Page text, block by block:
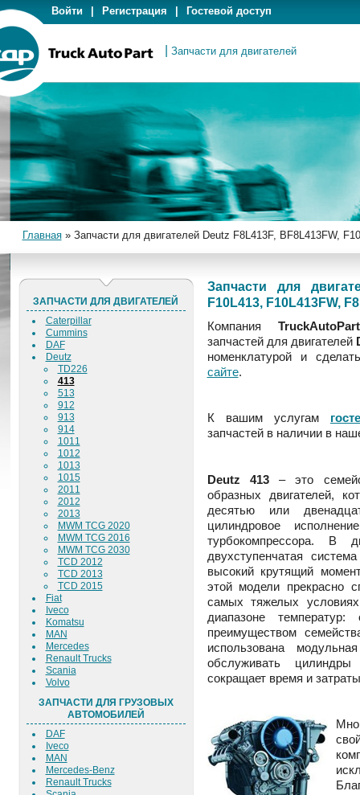
Войти Регистрация Гостевой доступ
Запчасти для двигателей
Главная» Запчасти для двигателей Deutz F8L413F, BF8L413FW,
ЗАПЧАСТИ ДЛЯ ДВИГАТЕЛЕЙ
Caterpillar
Cummins
DAF
Deutz
TD226
413
513
912
913
914
1011
1012
1013
1015
2011
2012
2013
MWM TCG 2020
MWM TCG 2016
MWM TCG 2030
TCD 2012
TCD 2013
TCD 2015
Fiat
Iveco
Komatsu
MAN
Mercedes
Renault Trucks
Scania
Volvo
ЗАПЧАСТИ ДЛЯ ГРУЗОВЫХ
АВТОМОБИЛЕЙ
DAF
Iveco
MAN
Mercedes-Benz
Renault Trucks
Запчасти для
F10L413, F10L413FW,
Компания TruckAutoPart
запчастей для двигателей
номенклатурой и
сайте.
К вашим услугам
запчастей в наличии в
Deutz 413– это
образных двигателей,
десятью или
цилиндровое
турбокомпрессора. В
двухступенчатая
высокий крутящий
этой модели прекрасно
самых тяжелых
диапазоне
преимуществом
использована
обслуживать
сокращает время и